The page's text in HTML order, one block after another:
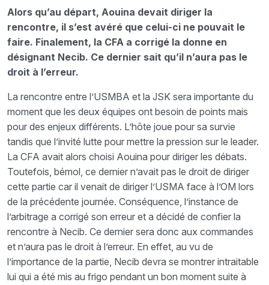
Alors qu’au départ, Aouina devait diriger la
rencontre, il s’est avéré que celui-ci ne pouvait le
faire. Finalement, la CFA a corrigé la donne en
désignant Necib. Ce dernier sait qu’il n’aura pas le
droit à l’erreur.
La rencontre entre l’USMBA et la JSK sera importante du
moment que les deux équipes ont besoin de points mais
pour des enjeux différents. L’hôte joue pour sa survie
tandis que l’invité lutte pour mettre la pression sur le leader.
La CFA avait alors choisi Aouina pour diriger les débats.
Toutefois, bémol, ce dernier n’avait pas le droit de diriger
cette partie car il venait de diriger l’USMA face à l’OM lors
de la précédente journée. Conséquence, l’instance de
l’arbitrage a corrigé son erreur et a décidé de confier la
rencontre à Necib. Ce dernier sera donc aux commandes
et n’aura pas le droit à l’erreur. En effet, au vu de
l’importance de la partie, Necib devra se montrer intraitable
lui qui a été mis au frigo pendant un bon moment suite à